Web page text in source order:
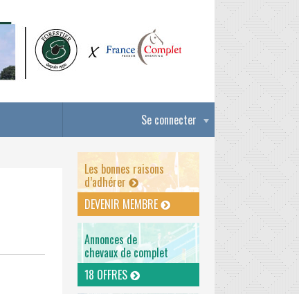
Se connecter
Les bonnes raisons
d’adhérer
DEVENIR MEMBRE
Annonces de
chevaux de complet
18 OFFRES